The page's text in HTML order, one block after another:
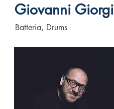
Giovanni Giorgi
Batteria, Drums